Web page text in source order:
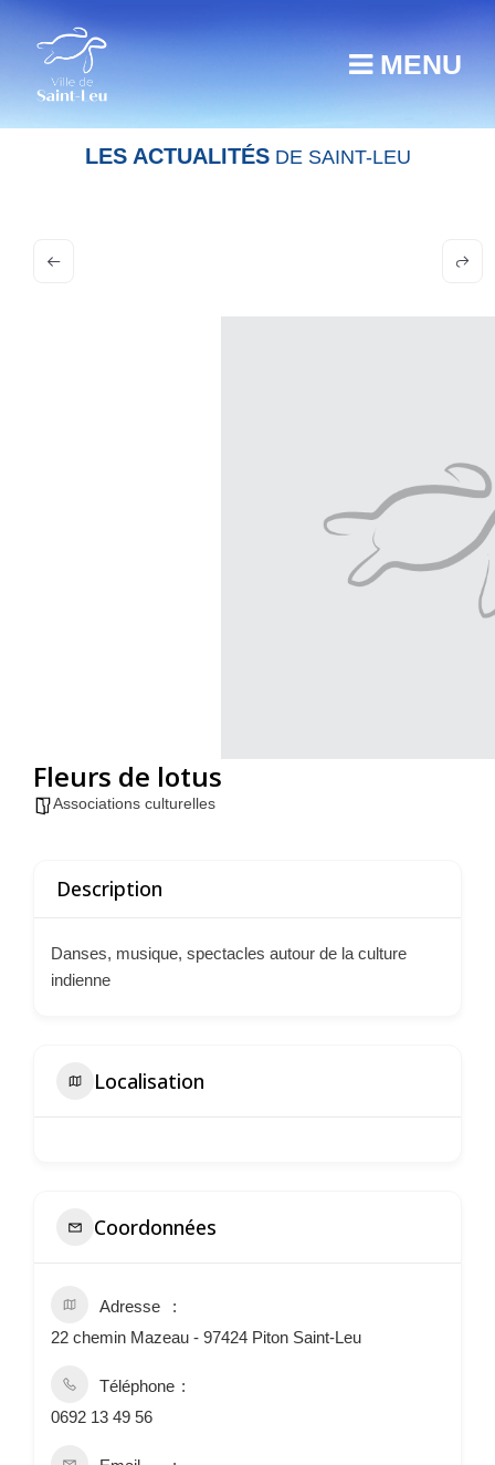
MENU
LES ACTUALITÉSDE SAINT-LEU
Fleurs de lotus
Associations culturelles
Description
Danses, musique, spectacles autour de la culture
indienne
Localisation
Coordonnées
Adresse
22 chemin Mazeau - 97424 Piton Saint-Leu
Téléphone
0692 13 49 56